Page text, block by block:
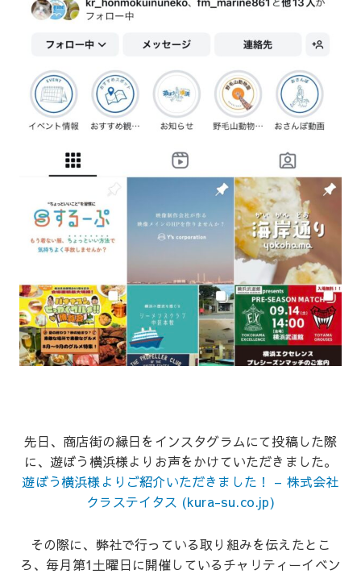
先日、商店街の縁日をインスタグラムにて投稿した際
に、遊ぼう横浜様よりお声をかけていただきました。
遊ぼう横浜様よりご紹介いただきました！ – 株式会社
クラステイタス (kura-su.co.jp)
その際に、弊社で行っている取り組みを伝えたとこ
ろ、毎月第1土曜日に開催しているチャリティーイベン